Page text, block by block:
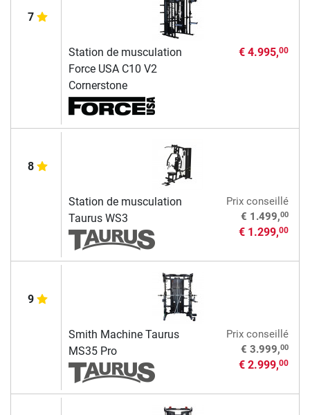
7
Station de musculation
Force USA C10 V2
Cornerstone
€ 4.995,00
8
Station de musculation
Taurus WS3
Prix conseillé
€ 1.499,00
€ 1.299,00
9
Smith Machine Taurus
MS35 Pro
Prix conseillé
€ 3.999,00
€ 2.999,00